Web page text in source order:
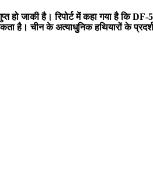
हो जाकी है। रिपोर्ट में कहा गया है
है। चीन के अत्याधुनिक हथियारों के